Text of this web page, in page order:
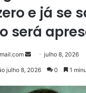
e já se
será
Mande
mail
julho 8, 2026
julho 8, 2026 0 1